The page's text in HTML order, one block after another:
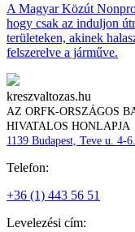
A Magyar Közút
hogy csak az induljon
területeken, akinek
felszerelve a járműve.
kreszvaltozas.hu
AZ ORFK-ORSZÁGOS
HIVATALOS HONLAPJA
1139 Budapest, Teve u. 4-6.
Telefon:
+36 (1) 443 56 51
Levelezési cím: